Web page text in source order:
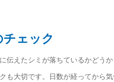
ェック
伝えたシミが落ちているかどう
も大切です。日数が経ってから